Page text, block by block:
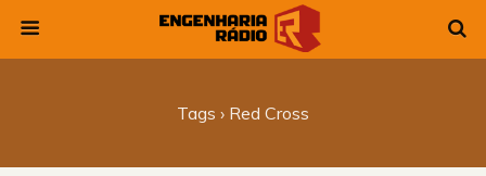
Tags › Red Cross